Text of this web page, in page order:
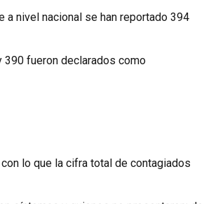
a nivel nacional se han reportado 394
fueron declarados como
lo que la cifra total de contagiados